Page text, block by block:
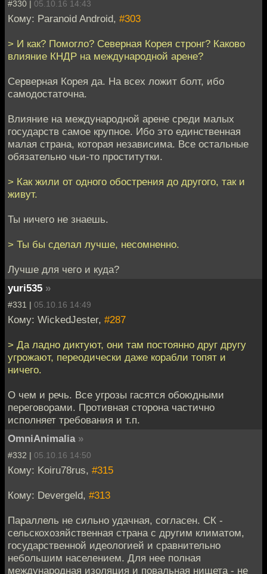
#330 | 05.10.16 14:43
Кому: Paranoid Android, #303
> И как? Помогло? Северная Корея стронг? Каково
влияние КНДР на международной арене?
Серверная Корея да. На всех ложит болт, ибо
самодостаточна.
Влияние на международной арене среди малых
государств самое крупное. Ибо это единственная
малая страна, которая независима. Все остальные
обязательно чьи-то проститутки.
> Как жили от одного обострения до другого, так и
живут.
Ты ничего не знаешь.
> Ты бы сделал лучше, несомненно.
Лучше для чего и куда?
yuri535 »
#331 | 05.10.16 14:49
Кому: WickedJester, #287
> Да ладно диктуют, они там постоянно друг другу
угрожают, переодически даже корабли топят и
ничего.
О чем и речь. Все угрозы гасятся обоюдными
переговорами. Противная сторона частично
исполняет требования и т.п.
OmniAnimalia »
#332 | 05.10.16 14:50
Кому: Koiru78rus, #315
Кому: Devergeld, #313
Параллель не сильно удачная, согласен. СК -
сельскохозяйственная страна с другим климатом,
государственной идеологией и сравнительно
небольшим населением. Для нее полная
международная изоляция и повальная нищета - не